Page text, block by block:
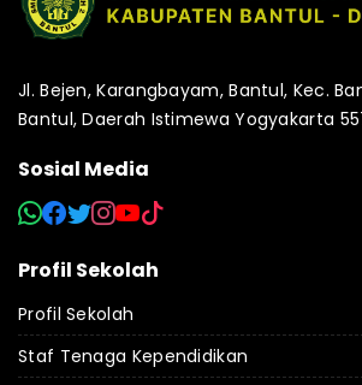
Jl. Bejen, Karangbayam, Bantul, Kec.
Bantul, Daerah Istimewa Yogyakarta
Sosial Media
Profil Sekolah
Profil Sekolah
Staf Tenaga Kependidikan